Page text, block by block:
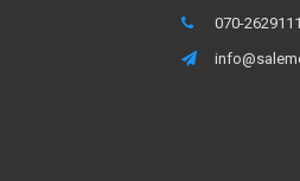
070-2629111